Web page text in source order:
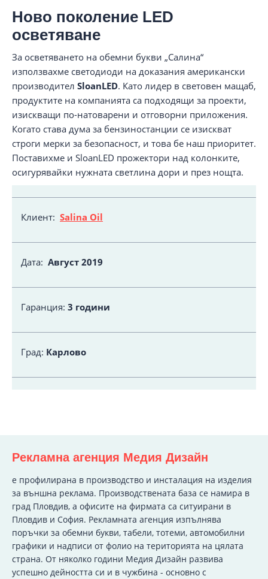
Ново поколение LED
осветяване
За осветяването на обемни букви „Салина“
използвахме светодиоди на доказания американски
производител SloanLED. Като лидер в световен мащаб,
продуктите на компанията са подходящи за проекти,
изискващи по-натоварени и отговорни приложения.
Когато става дума за бензиностанции се изискват
строги мерки за безопасност, и това бе наш приоритет.
Поставихме и SloanLED прожектори над колонките,
осигурявайки нужната светлина дори и през нощта.
Клиент: Salina Oil
Дата: Август 2019
Гаранция: 3 години
Град: Карлово
Рекламна агенция Медия Дизайн
e профилирана в производство и инсталация на изделия
за външна реклама. Производствената база се намира в
град Пловдив, а офисите на фирмата са ситуирани в
Пловдив и София. Рекламната агенция изпълнява
поръчки за обемни букви, табели, тотеми, автомобилни
графики и надписи от фолио на територията на цялата
страна. От няколко години Медия Дизайн развива
успешно дейността си и в чужбина - основно с